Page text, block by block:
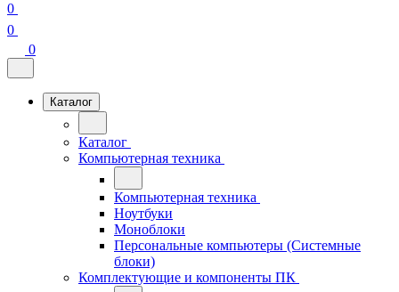
0
0
0
Каталог
Каталог
Компьютерная техника
Компьютерная техника
Ноутбуки
Моноблоки
Персональные компьютеры (Системные
блоки)
Комплектующие и компоненты ПК